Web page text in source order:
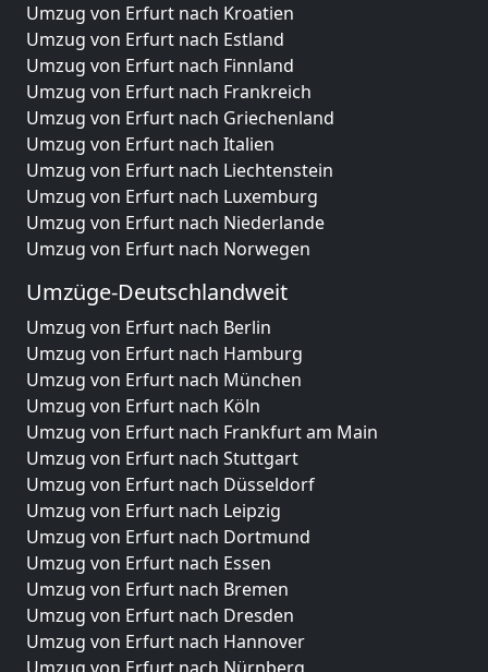
Umzug von Erfurt nach Kroatien
Umzug von Erfurt nach Estland
Umzug von Erfurt nach Finnland
Umzug von Erfurt nach Frankreich
Umzug von Erfurt nach Griechenland
Umzug von Erfurt nach Italien
Umzug von Erfurt nach Liechtenstein
Umzug von Erfurt nach Luxemburg
Umzug von Erfurt nach Niederlande
Umzug von Erfurt nach Norwegen
Umzüge-Deutschlandweit
Umzug von Erfurt nach Berlin
Umzug von Erfurt nach Hamburg
Umzug von Erfurt nach München
Umzug von Erfurt nach Köln
Umzug von Erfurt nach Frankfurt am Main
Umzug von Erfurt nach Stuttgart
Umzug von Erfurt nach Düsseldorf
Umzug von Erfurt nach Leipzig
Umzug von Erfurt nach Dortmund
Umzug von Erfurt nach Essen
Umzug von Erfurt nach Bremen
Umzug von Erfurt nach Dresden
Umzug von Erfurt nach Hannover